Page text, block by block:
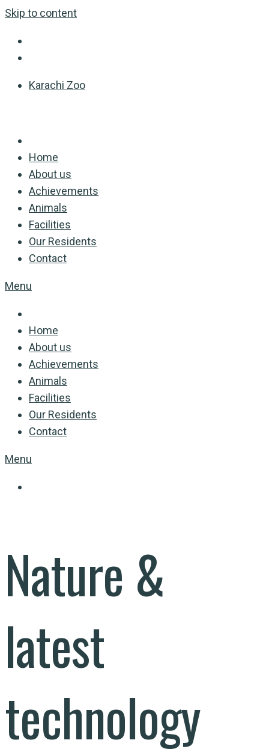
Skip to content
Karachi Zoo
Home
About us
Achievements
Animals
Facilities
Our Residents
Contact
Menu
Home
About us
Achievements
Animals
Facilities
Our Residents
Contact
Menu
Nature &
latest
technology